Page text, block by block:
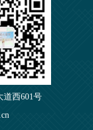
道西601号